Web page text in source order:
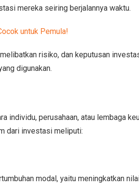
mereka seiring berjalannya waktu.
untuk Pemula!
risiko, dan keputusan
digunakan.
individu, perusahaan, atau lembaga
dari investasi meliputi:
modal, yaitu meningkatkan